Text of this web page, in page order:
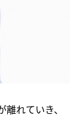
れていき、